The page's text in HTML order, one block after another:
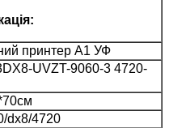
принтер А1 УФ
UVZT-9060-3 4720-
dx8/4720